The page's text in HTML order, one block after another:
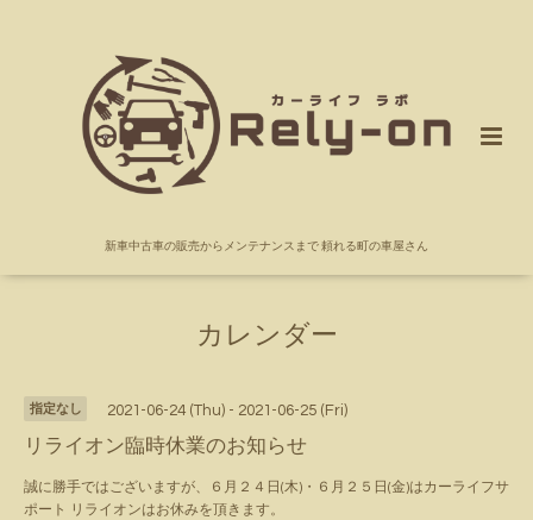
新車中古車の販売からメンテナンスまで 頼れる町の車屋さん
カレンダー
指定なし 2021-06-24 (Thu) - 2021-06-25 (Fri)
リライオン臨時休業のお知らせ
誠に勝手ではございますが、６月２４日(木)・６月２５日(金)はカーライフサ
ポート リライオンはお休みを頂きます。